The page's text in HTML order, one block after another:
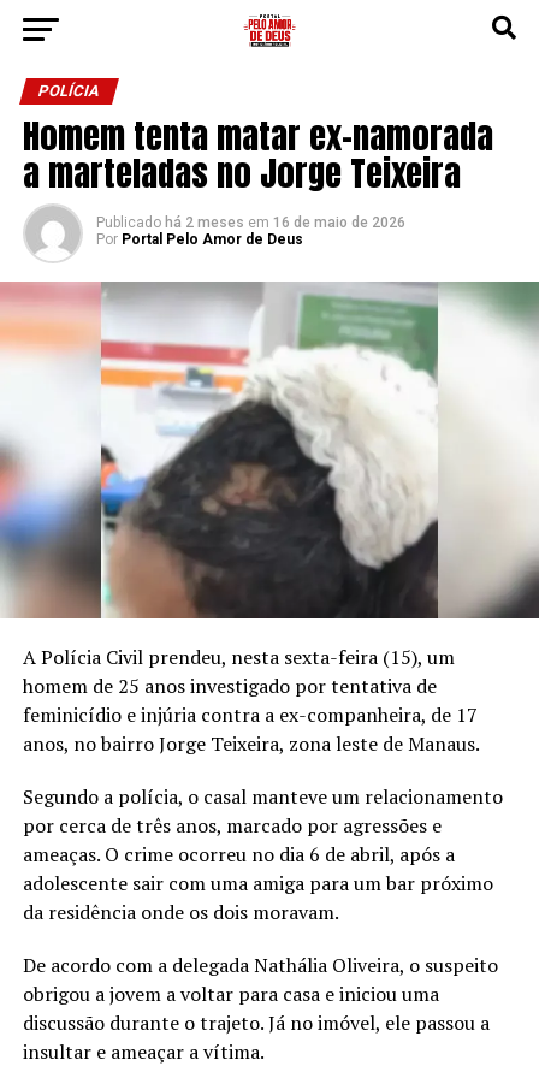
POLÍCIA
Homem tenta matar ex-namorada
a marteladas no Jorge Teixeira
Publicado há 2 meses em 16 de maio de 2026
Por Portal Pelo Amor de Deus
A Polícia Civil prendeu, nesta sexta-feira (15), um
homem de 25 anos investigado por tentativa de
feminicídio e injúria contra a ex-companheira, de 17
anos, no bairro Jorge Teixeira, zona leste de Manaus.
Segundo a polícia, o casal manteve um relacionamento
por cerca de três anos, marcado por agressões e
ameaças. O crime ocorreu no dia 6 de abril, após a
adolescente sair com uma amiga para um bar próximo
da residência onde os dois moravam.
De acordo com a delegada Nathália Oliveira, o suspeito
obrigou a jovem a voltar para casa e iniciou uma
discussão durante o trajeto. Já no imóvel, ele passou a
insultar e ameaçar a vítima.